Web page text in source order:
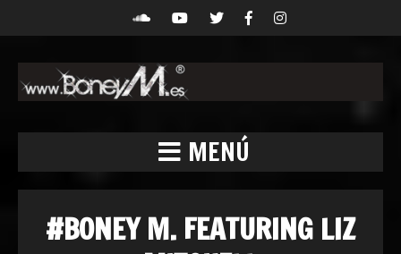
MENÚ
#BONEY M. FEATURING LIZ